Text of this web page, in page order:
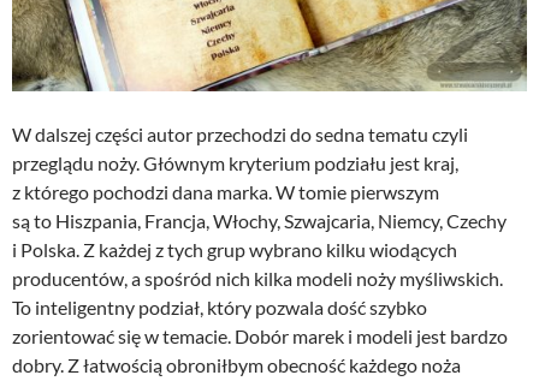
W dalszej części autor przechodzi do sedna tematu czyli
przeglądu noży. Głównym kryterium podziału jest kraj,
z którego pochodzi dana marka. W tomie pierwszym
są to Hiszpania, Francja, Włochy, Szwajcaria, Niemcy, Czechy
i Polska. Z każdej z tych grup wybrano kilku wiodących
producentów, a spośród nich kilka modeli noży myśliwskich.
To inteligentny podział, który pozwala dość szybko
zorientować się w temacie. Dobór marek i modeli jest bardzo
dobry. Z łatwością obroniłbym obecność każdego noża